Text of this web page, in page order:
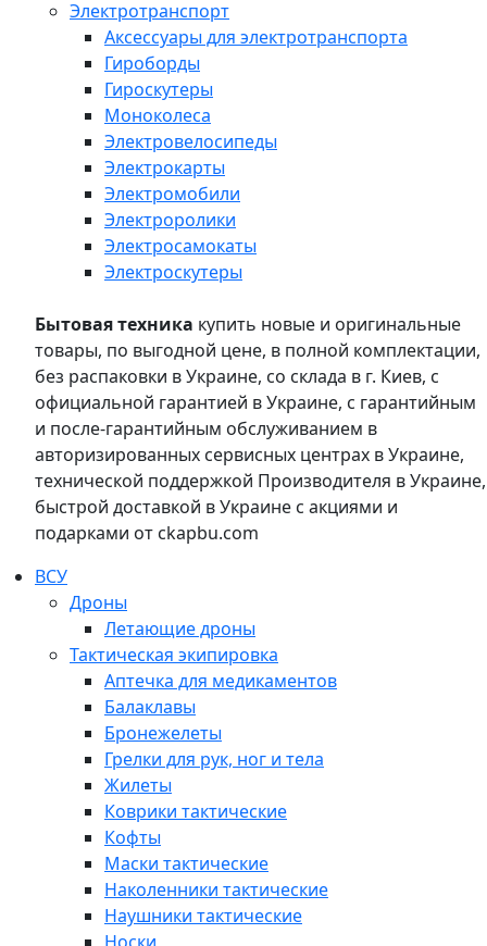
Электротранспорт
Аксессуары для электротранспорта
Гироборды
Гироскутеры
Моноколеса
Электровелосипеды
Электрокарты
Электромобили
Электроролики
Электросамокаты
Электроскутеры
Бытовая техника купить новые и оригинальные
товары, по выгодной цене, в полной комплектации,
без распаковки в Украине, со склада в г. Киев, с
официальной гарантией в Украине, с гарантийным
и после-гарантийным обслуживанием в
авторизированных сервисных центрах в Украине,
технической поддержкой Производителя в Украине,
быстрой доставкой в Украине с акциями и
подарками от ckapbu.com
ВСУ
Дроны
Летающие дроны
Тактическая экипировка
Аптечка для медикаментов
Балаклавы
Бронежелеты
Грелки для рук, ног и тела
Жилеты
Коврики тактические
Кофты
Маски тактические
Наколенники тактические
Наушники тактические